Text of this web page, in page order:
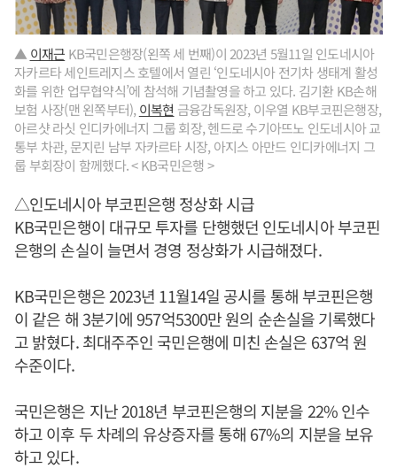
▲ 이재근 KB국민은행장(왼쪽 세 번째)이 2023년 5월11일 인도네시아
자카르타 세인트레지스 호텔에서 열린 ‘인도네시아 전기차 생태계 활성
화를 위한 업무협약식’에 참석해 기념촬영을 하고 있다. 김기환 KB손해
보험 사장(맨 왼쪽부터), 이복현 금융감독원장, 이우열 KB부코핀은행장,
아르샷 라싯 인디카에너지 그룹 회장, 헨드로 수기아뜨노 인도네시아 교
통부 차관, 문지린 남부 자카르타 시장, 아지스 아만드 인디카에너지 그
룹 부회장이 함께했다. < KB국민은행 >
△인도네시아 부코핀은행 정상화 시급
KB국민은행이 대규모 투자를 단행했던 인도네시아 부코핀
은행의 손실이 늘면서 경영 정상화가 시급해졌다.
KB국민은행은 2023년 11월14일 공시를 통해 부코핀은행
이 같은 해 3분기에 957억5300만 원의 순손실을 기록했다
고 밝혔다. 최대주주인 국민은행에 미친 손실은 637억 원
수준이다.
국민은행은 지난 2018년 부코핀은행의 지분을 22% 인수
하고 이후 두 차례의 유상증자를 통해 67%의 지분을 보유
하고 있다.